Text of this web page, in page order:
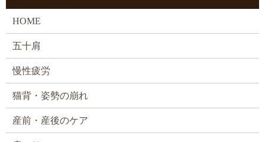
HOME
五十肩
慢性疲労
猫背・姿勢の崩れ
産前・産後のケア